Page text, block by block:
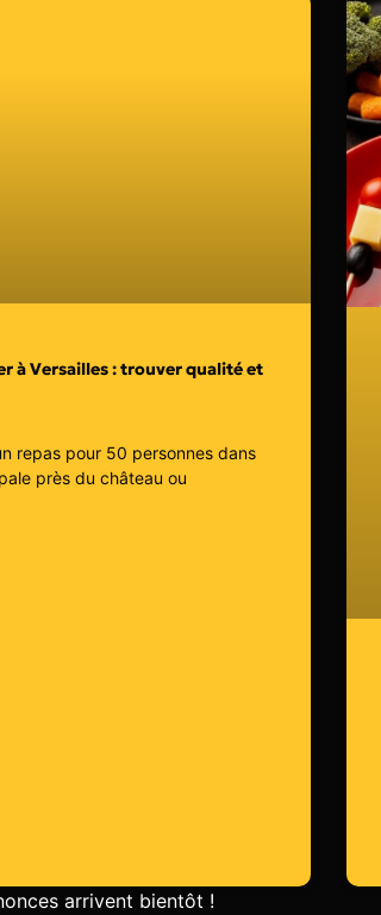
à Versailles : trouver qualité et
repas pour 50 personnes dans
près du château ou
arrivent bientôt !